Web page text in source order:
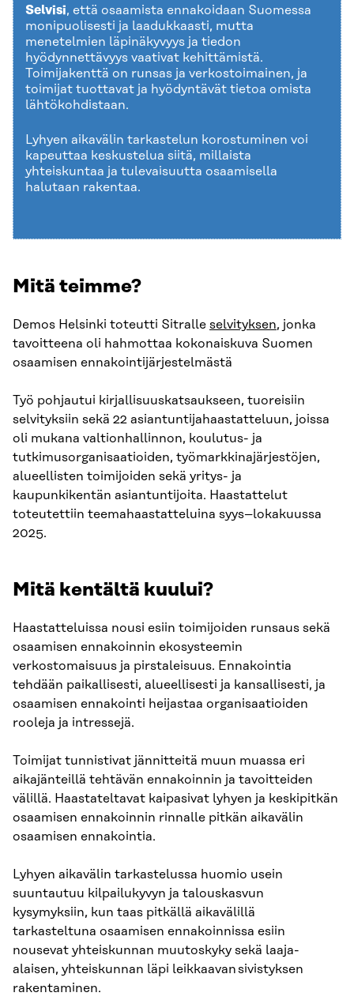
Selvisi, että osaamista ennakoidaan Suomessa
monipuolisesti ja laadukkaasti, mutta
menetelmien läpinäkyvyys ja tiedon
hyödynnettävyys vaativat kehittämistä.
Toimijakenttä on runsas ja verkostoimainen, ja
toimijat tuottavat ja hyödyntävät tietoa omista
lähtökohdistaan.
Lyhyen aikavälin tarkastelun korostuminen voi
kapeuttaa keskustelua siitä, millaista
yhteiskuntaa ja tulevaisuutta osaamisella
halutaan rakentaa.
Mitä teimme?
Demos Helsinki toteutti Sitralle selvityksen, jonka
tavoitteena oli hahmottaa kokonaiskuva Suomen
osaamisen ennakointijärjestelmästä
Työ pohjautui kirjallisuuskatsaukseen, tuoreisiin
selvityksiin sekä 22 asiantuntijahaastatteluun, joissa
oli mukana valtionhallinnon, koulutus- ja
tutkimusorganisaatioiden, työmarkkinajärjestöjen,
alueellisten toimijoiden sekä yritys- ja
kaupunkikentän asiantuntijoita. Haastattelut
toteutettiin teemahaastatteluina syys–lokakuussa
2025.
Mitä kentältä kuului?
Haastatteluissa nousi esiin toimijoiden runsaus sekä
osaamisen ennakoinnin ekosysteemin
verkostomaisuus ja pirstaleisuus. Ennakointia
tehdään paikallisesti, alueellisesti ja kansallisesti, ja
osaamisen ennakointi heijastaa organisaatioiden
rooleja ja intressejä.
Toimijat tunnistivat jännitteitä muun muassa eri
aikajänteillä tehtävän ennakoinnin ja tavoitteiden
välillä. Haastateltavat kaipasivat lyhyen ja keskipitkän
osaamisen ennakoinnin rinnalle pitkän aikavälin
osaamisen ennakointia.
Lyhyen aikavälin tarkastelussa huomio usein
suuntautuu kilpailukyvyn ja talouskasvun
kysymyksiin, kun taas pitkällä aikavälillä
tarkasteltuna osaamisen ennakoinnissa esiin
nousevat yhteiskunnan muutoskyky sekä laaja-
alaisen, yhteiskunnan läpi leikkaavan sivistyksen
rakentaminen.